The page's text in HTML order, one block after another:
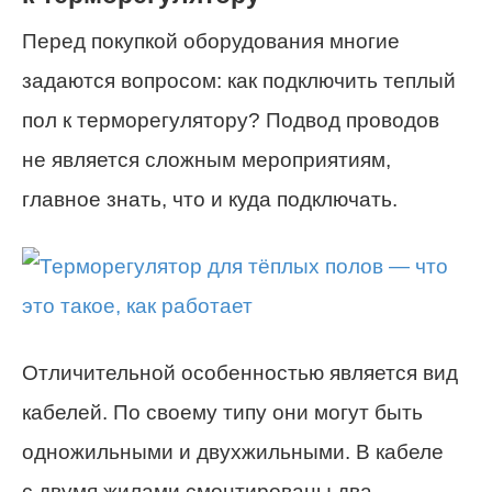
Перед покупкой оборудования многие
задаются вопросом: как подключить теплый
пол к терморегулятору? Подвод проводов
не является сложным мероприятиям,
главное знать, что и куда подключать.
Отличительной особенностью является вид
кабелей. По своему типу они могут быть
одножильными и двухжильными. В кабеле